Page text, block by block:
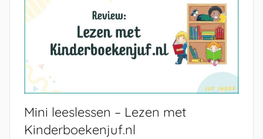
Mini leeslessen – Lezen met
Kinderboekenjuf.nl